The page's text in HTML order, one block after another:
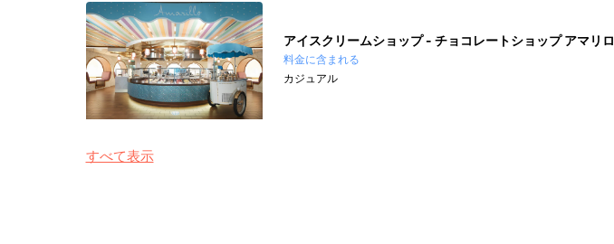
アイスクリームショップ - チョコレートショップ アマリロ
料金に含まれる
カジュアル
すべて表示